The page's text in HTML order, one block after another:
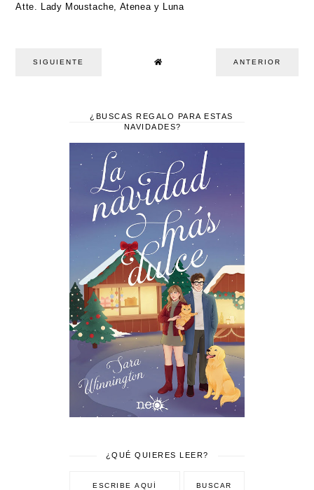
Atte. Lady Moustache, Atenea y Luna
SIGUIENTE ANTERIOR
¿BUSCAS REGALO PARA ESTAS
NAVIDADES?
¿QUÉ QUIERES LEER?